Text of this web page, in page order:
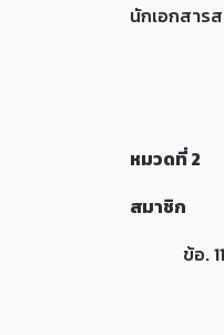
นักเอกสาร
10.3 เป็
10.4 ไ
หมวดที่ 2
สมาชิก
ข้อ. 11.
11.1 สม